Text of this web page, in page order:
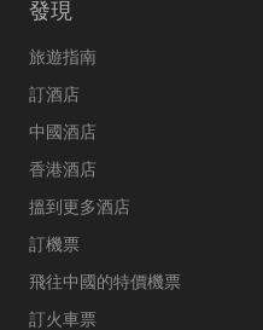
發現
旅遊指南
訂酒店
中國酒店
香港酒店
搵到更多酒店
訂機票
飛往中國的特價機票
訂火車票